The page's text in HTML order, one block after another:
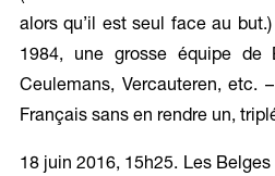
alors qu’il est seul face au
1984, une grosse équipe de
Ceulemans, Vercauteren, etc.
Français sans en rendre un,
18 juin 2016, 15h25. Les